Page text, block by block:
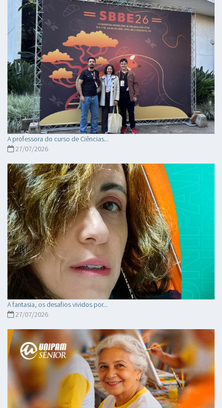
A professora do curso de Ciências...
27/07/2026
A fantasia, os desafios vividos por...
27/07/2026